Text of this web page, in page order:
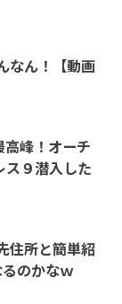
なん！【動画
峰！オーチ
ス９潜入した
住所と簡単紹
のかなｗ